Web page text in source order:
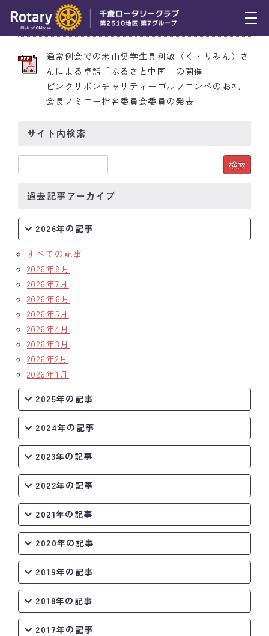
例会報告
活動報告
理事会報告
スケジュール
組織図
クラブのあゆみ
クラブの歴史
歴代会長・幹事
記念誌
案内
例会場・事務局の案内
リンク集
情報公開
入会のご案内
2010年11月4日 第2028号
通常例会での米山奨学生具利敏（く・りみん）さ
んによる卓話「ふるさと中国」の開催
ピンクリボンチャリティーゴルフコンペのお礼
会長ノミニー指名委員会委員の発表
サイト内検索
過去記事アーカイブ
2026年の記事
すべての記事
2026年8月
2026年7月
2026年6月
2026年5月
2026年4月
2026年3月
2026年2月
2026年1月
2025年の記事
2024年の記事
2023年の記事
2022年の記事
2021年の記事
2020年の記事
2019年の記事
2018年の記事
2017年の記事